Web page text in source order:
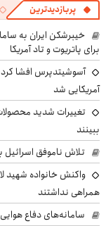
پربازدیدترین
خیبرشکن ایران به
برای پاتریوت و تاد آمریکا
آمریکایی شد
ببینند
تلاش ناموفق اسرائیل
واکنش خانواده شهید
همراهی نداشتند
سامانه‌های دفاع